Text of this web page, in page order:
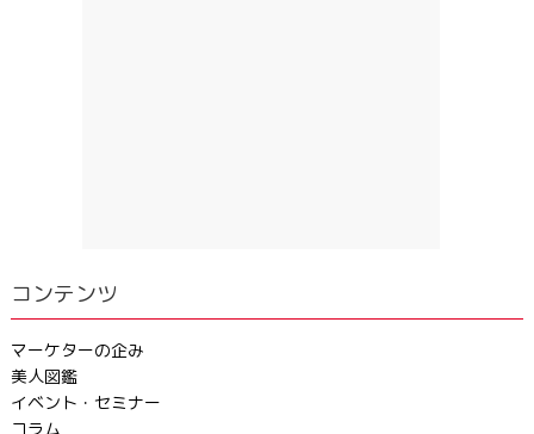
コンテンツ
マーケターの企み
美人図鑑
イベント・セミナー
コラム